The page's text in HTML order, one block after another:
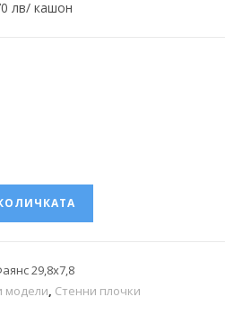
лв/ кашон
29,8x7,8
модели, Стенни плочки